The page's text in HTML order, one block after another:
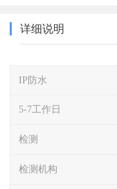
详细说明
IP防水
5-7工作日
检测
检测机构